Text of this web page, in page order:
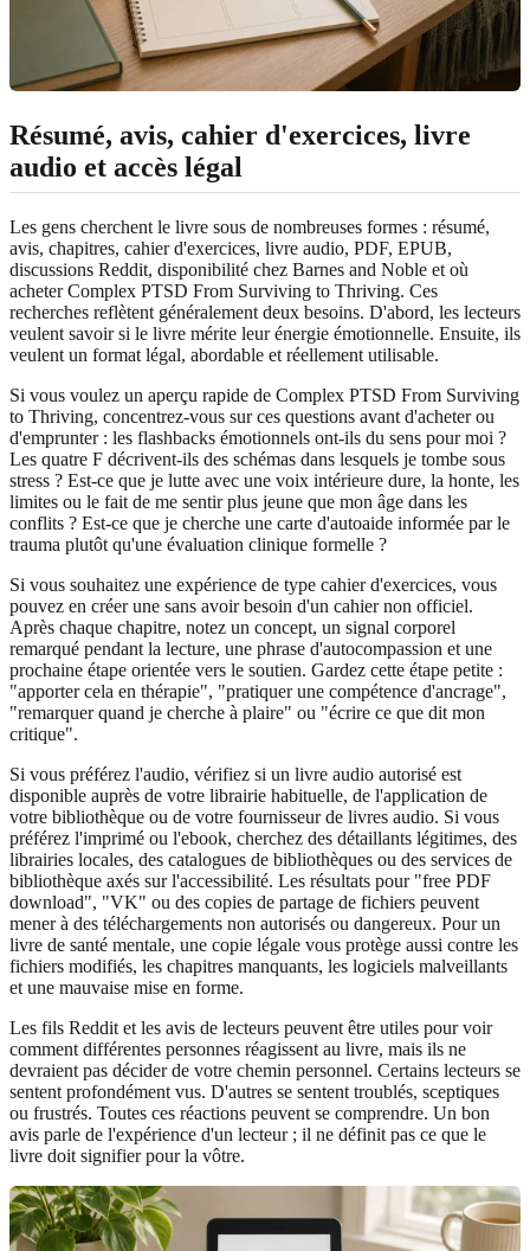
Résumé, avis, cahier d'exercices, livre
audio et accès légal
Les gens cherchent le livre sous de nombreuses formes : résumé,
avis, chapitres, cahier d'exercices, livre audio, PDF, EPUB,
discussions Reddit, disponibilité chez Barnes and Noble et où
acheter Complex PTSD From Surviving to Thriving. Ces
recherches reflètent généralement deux besoins. D'abord, les lecteurs
veulent savoir si le livre mérite leur énergie émotionnelle. Ensuite, ils
veulent un format légal, abordable et réellement utilisable.
Si vous voulez un aperçu rapide de Complex PTSD From Surviving
to Thriving, concentrez-vous sur ces questions avant d'acheter ou
d'emprunter : les flashbacks émotionnels ont-ils du sens pour moi ?
Les quatre F décrivent-ils des schémas dans lesquels je tombe sous
stress ? Est-ce que je lutte avec une voix intérieure dure, la honte, les
limites ou le fait de me sentir plus jeune que mon âge dans les
conflits ? Est-ce que je cherche une carte d'autoaide informée par le
trauma plutôt qu'une évaluation clinique formelle ?
Si vous souhaitez une expérience de type cahier d'exercices, vous
pouvez en créer une sans avoir besoin d'un cahier non officiel.
Après chaque chapitre, notez un concept, un signal corporel
remarqué pendant la lecture, une phrase d'autocompassion et une
prochaine étape orientée vers le soutien. Gardez cette étape petite :
"apporter cela en thérapie", "pratiquer une compétence d'ancrage",
"remarquer quand je cherche à plaire" ou "écrire ce que dit mon
critique".
Si vous préférez l'audio, vérifiez si un livre audio autorisé est
disponible auprès de votre librairie habituelle, de l'application de
votre bibliothèque ou de votre fournisseur de livres audio. Si vous
préférez l'imprimé ou l'ebook, cherchez des détaillants légitimes, des
librairies locales, des catalogues de bibliothèques ou des services de
bibliothèque axés sur l'accessibilité. Les résultats pour "free PDF
download", "VK" ou des copies de partage de fichiers peuvent
mener à des téléchargements non autorisés ou dangereux. Pour un
livre de santé mentale, une copie légale vous protège aussi contre les
fichiers modifiés, les chapitres manquants, les logiciels malveillants
et une mauvaise mise en forme.
Les fils Reddit et les avis de lecteurs peuvent être utiles pour voir
comment différentes personnes réagissent au livre, mais ils ne
devraient pas décider de votre chemin personnel. Certains lecteurs se
sentent profondément vus. D'autres se sentent troublés, sceptiques
ou frustrés. Toutes ces réactions peuvent se comprendre. Un bon
avis parle de l'expérience d'un lecteur ; il ne définit pas ce que le
livre doit signifier pour la vôtre.